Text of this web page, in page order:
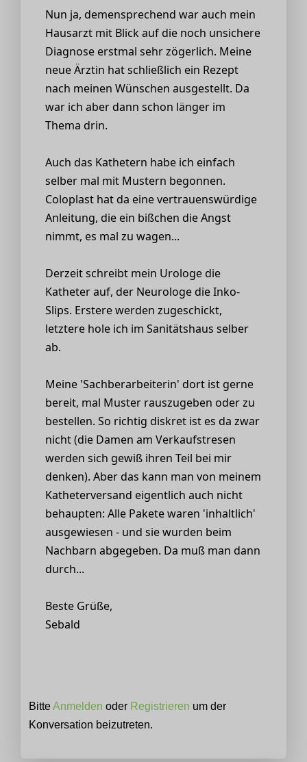
Nun ja, demensprechend war auch mein
Hausarzt mit Blick auf die noch unsichere
Diagnose erstmal sehr zögerlich. Meine
neue Ärztin hat schließlich ein Rezept
nach meinen Wünschen ausgestellt. Da
war ich aber dann schon länger im
Thema drin.
Auch das Kathetern habe ich einfach
selber mal mit Mustern begonnen.
Coloplast hat da eine vertrauenswürdige
Anleitung, die ein bißchen die Angst
nimmt, es mal zu wagen...
Derzeit schreibt mein Urologe die
Katheter auf, der Neurologe die Inko-
Slips. Erstere werden zugeschickt,
letztere hole ich im Sanitätshaus selber
ab.
Meine 'Sachberarbeiterin' dort ist gerne
bereit, mal Muster rauszugeben oder zu
bestellen. So richtig diskret ist es da zwar
nicht (die Damen am Verkaufstresen
werden sich gewiß ihren Teil bei mir
denken). Aber das kann man von meinem
Katheterversand eigentlich auch nicht
behaupten: Alle Pakete waren 'inhaltlich'
ausgewiesen - und sie wurden beim
Nachbarn abgegeben. Da muß man dann
durch...
Beste Grüße,
Sebald
BitteAnmelden oder Registrieren um der
Konversation beizutreten.